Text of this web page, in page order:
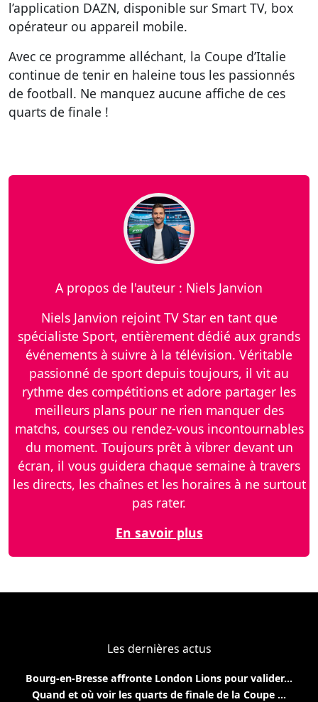
l’application DAZN, disponible sur Smart TV, box
opérateur ou appareil mobile.
Avec ce programme alléchant, la Coupe d’Italie
continue de tenir en haleine tous les passionnés
de football. Ne manquez aucune affiche de ces
quarts de finale !
A propos de l'auteur : Niels Janvion
Niels Janvion rejoint TV Star en tant que
spécialiste Sport, entièrement dédié aux grands
événements à suivre à la télévision. Véritable
passionné de sport depuis toujours, il vit au
rythme des compétitions et adore partager les
meilleurs plans pour ne rien manquer des
matchs, courses ou rendez-vous incontournables
du moment. Toujours prêt à vibrer devant un
écran, il vous guidera chaque semaine à travers
les directs, les chaînes et les horaires à ne surtout
pas rater.
En savoir plus
Les dernières actus
Bourg-en-Bresse affronte London Lions pour valider...
Quand et où voir les quarts de finale de la Coupe ...